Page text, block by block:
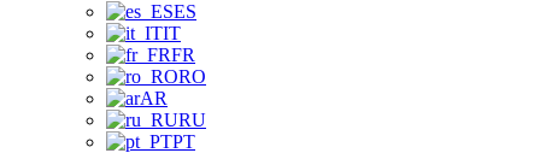
ES
IT
FR
RO
AR
RU
PT